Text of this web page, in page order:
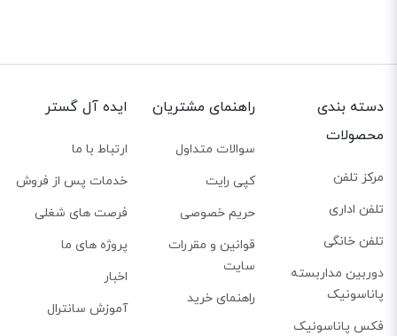
پورت‌های اترنت گیگابایت و پشتیبانی از PoE
نسخه‌های مختلف استاندارد، به کابل کشی‌های مختلف و در نتیجه اتصال و
دسته بندی
محصولات
مرکز تلفن
تلفن اداری
تلفن خانگی
دوربین مداربسته
پاناسونیک
فکس پاناسونیک
راهنمای مشتریان
سوالات متداول
کپی رایت
حریم خصوصی
قوانین و مقررات
سایت
راهنمای خرید
ایده آل گستر
ارتباط با ما
خدمات پس از فروش
فرصت های شغلی
پروژه های ما
اخبار
آموزش سانترال